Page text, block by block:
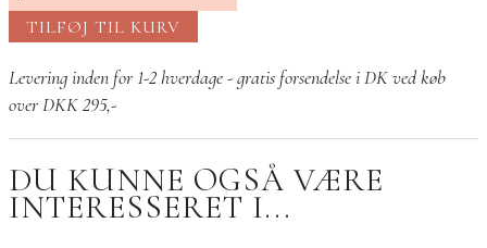
Sommer
udsalg
antal
TILFØJ TIL KURV
Levering inden for 1-2 hverdage - gratis forsendelse i DK ved køb
over DKK 295,-
DU KUNNE OGSÅ VÆRE
INTERESSERET I...